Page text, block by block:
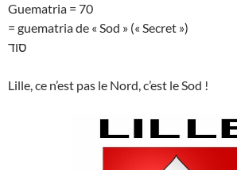
Guematria = 70
= guematria de « Sod » (« Secret »)
סוד
Lille, ce n’est pas le Nord, c’est le Sod !